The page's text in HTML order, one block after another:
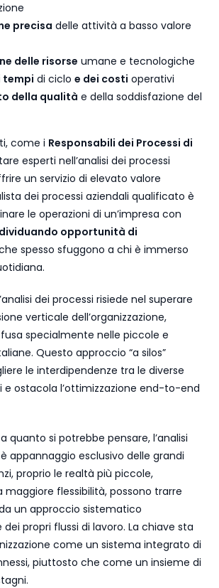
precisa delle attività a basso valore
delle risorse umane e tecnologiche
tempi di cicloe dei costi operativi
della qualità e della soddisfazione del
come i Responsabili dei Processi di
esperti nell’analisi dei processi
un servizio di elevato valore
dei processi aziendali qualificato è
le operazioni di un’impresa con
opportunità di
spesso sfuggono a chi è immerso
dei processi risiede nel superare
verticale dell’organizzazione,
specialmente nelle piccole e
Questo approccio “a silos”
le interdipendenze tra le diverse
e ostacola l’ottimizzazione end-to-end
quanto si potrebbe pensare, l’analisi
appannaggio esclusivo delle grandi
proprio le realtà più piccole,
flessibilità, possono trarre
un approccio sistematico
dei propri flussi di lavoro. La chiave sta
come un sistema integrato di
piuttosto che come un insieme di